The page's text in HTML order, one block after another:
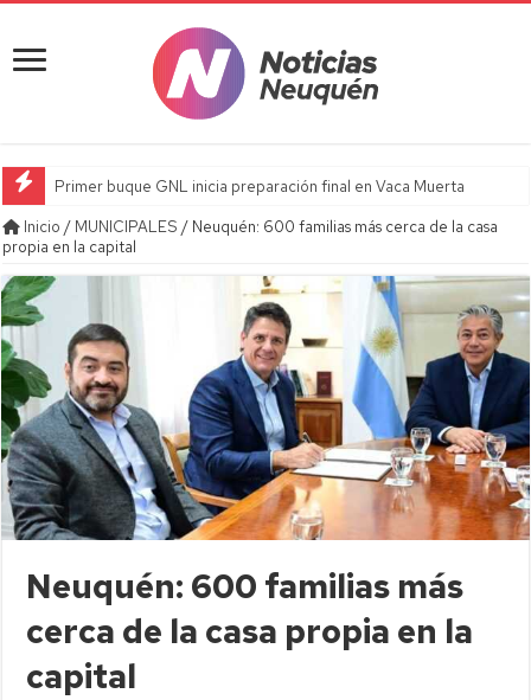
Primer buque GNL inicia preparación final en Vaca Muerta
Inicio / MUNICIPALES / Neuquén: 600 familias más cerca de la casa
propia en la capital
Neuquén: 600 familias más
cerca de la casa propia en la
capital